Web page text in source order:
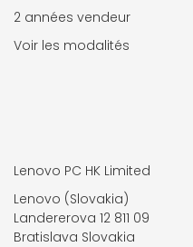
2 années vendeur
Voir les modalités
Lenovo PC HK Limited
Lenovo (Slovakia)
Landererova 12 811 09
Bratislava Slovakia